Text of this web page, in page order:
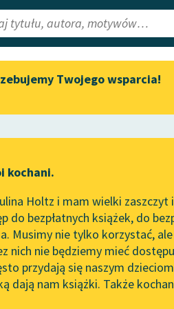
Lektury
redakcyjne
Aktualności
„Prokurator Alicja
literatury
Spotkanie z
w Oslo
102. lata temu
Conrad
Twojego wsparcia!
kochani.
Holtz i mam wielki
do bezpłatnych książek, do
Musimy nie tylko korzystać,
nich nie będziemy mieć
przydają się naszym
dają nam książki. Także
Kochanowski✖ Liryka✖